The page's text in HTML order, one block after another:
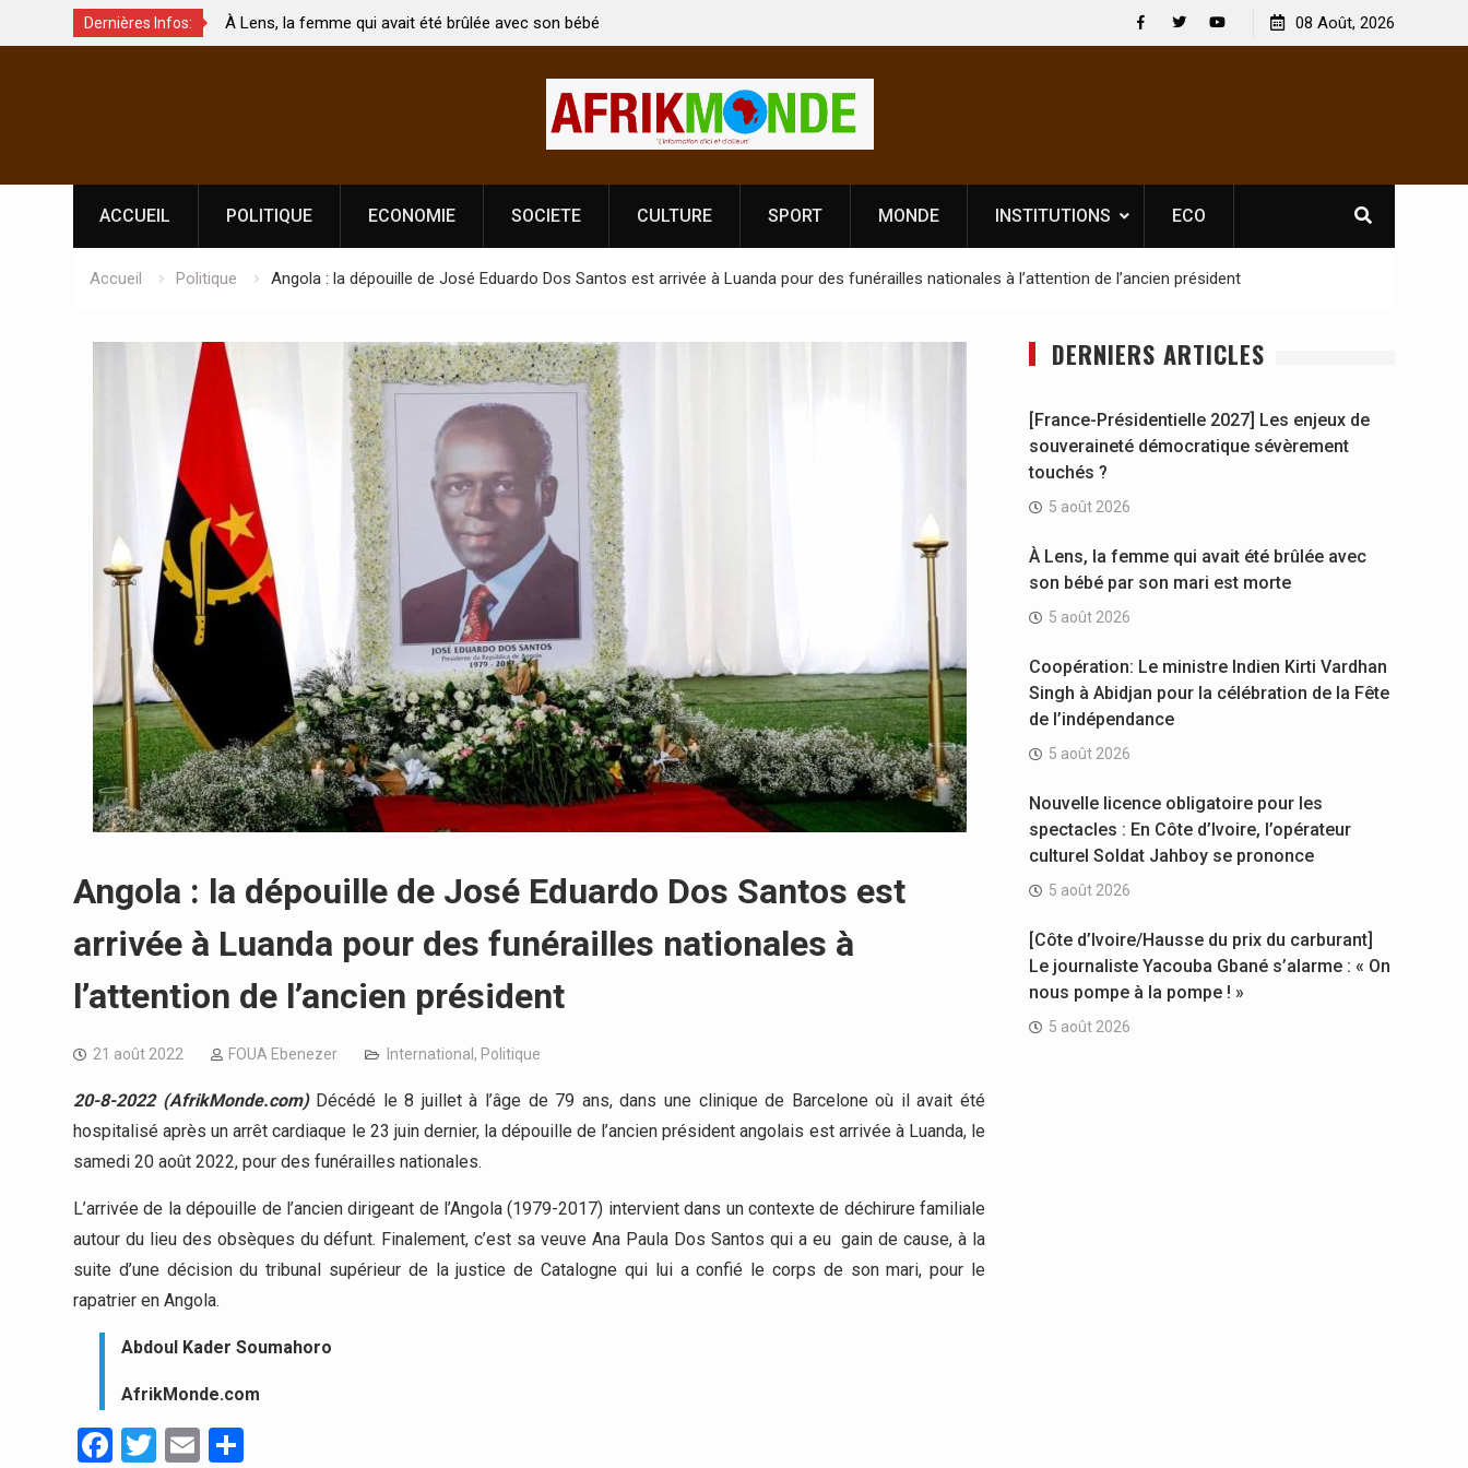
Dernières Infos:
qui avait été brûlée avec son bébé
est morte
Coopération: Le ministre Indien Kirti Vardhan Singh à
Abidjan pour la célébration de la Fête de
Côte d’Ivoire, l’opérateur culturel Soldat Jahboy se
prononce
[France-Présidentielle 2027] Les enjeux
souveraineté démocratique sévèrement
08 Août, 2026
ACCUEIL POLITIQUE ECONOMIE SOCIETE CULTURE SPORT MONDE INSTITUTIONS ECO
Accueil Politique Angola : la dépouille de José Eduardo Dos Santos est arrivée à Luanda pour des funérailles nationales à l’attention de l’ancien président
Angola : la dépouille de José Eduardo Dos Santos est
arrivée à Luanda pour des funérailles nationales à
l’attention de l’ancien président
21 août 2022 FOUA Ebenezer International , Politique
20-8-2022 (AfrikMonde.com)Décédé le 8 juillet à l’âge de 79 ans, dans une clinique de Barcelone où il avait été
hospitalisé après un arrêt cardiaque le 23 juin dernier, la dépouille de l’ancien président angolais est arrivée à Luanda, le
samedi 20 août 2022, pour des funérailles nationales.
L’arrivée de la dépouille de l’ancien dirigeant de l’Angola (1979-2017) intervient dans un contexte de déchirure familiale
autour du lieu des obsèques du défunt. Finalement, c’est sa veuve Ana Paula Dos Santos qui a eu gain de cause, à la
suite d’une décision du tribunal supérieur de la justice de Catalogne qui lui a confié le corps de son mari, pour le
rapatrier en Angola.
Abdoul Kader Soumahoro
AfrikMonde.com
Facebook
Twitter
Email
DERNIERS ARTICLES
[France-Présidentielle 2027] Les enjeux de
souveraineté démocratique sévèrement
touchés ?
5 août 2026
À Lens, la femme qui avait été brûlée avec
son bébé par son mari est morte
5 août 2026
Coopération: Le ministre Indien Kirti Vardhan
Singh à Abidjan pour la célébration de la Fête
de l’indépendance
5 août 2026
Nouvelle licence obligatoire pour les
spectacles : En Côte d’Ivoire, l’opérateur
culturel Soldat Jahboy se prononce
5 août 2026
[Côte d’Ivoire/Hausse du prix du carburant]
Le journaliste Yacouba Gbané s’alarme : « On
nous pompe à la pompe ! »
5 août 2026